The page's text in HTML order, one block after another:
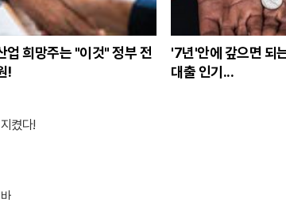
업 희망주는 "이것" 정부 전
!
'7년'안에 갚으면 되
대출 인기...
켰다!